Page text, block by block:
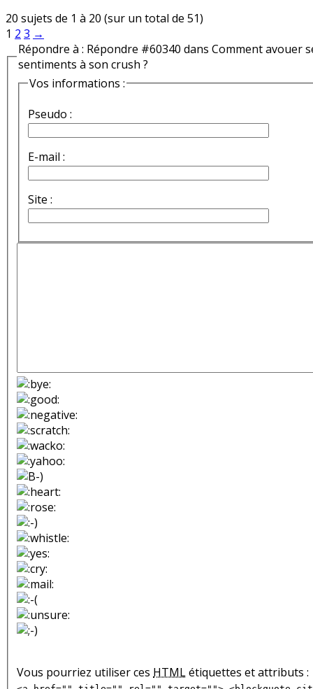
20 sujets de 1 à 20 (sur un total de 51)
1 2 3 →
Répondre à : Répondre #60340 dans Comment avouer
sentiments à son crush ?
Vos informations :
Pseudo :
E-mail :
Site :
Vous pourriez utiliser ces HTMLétiquettes et attributs :